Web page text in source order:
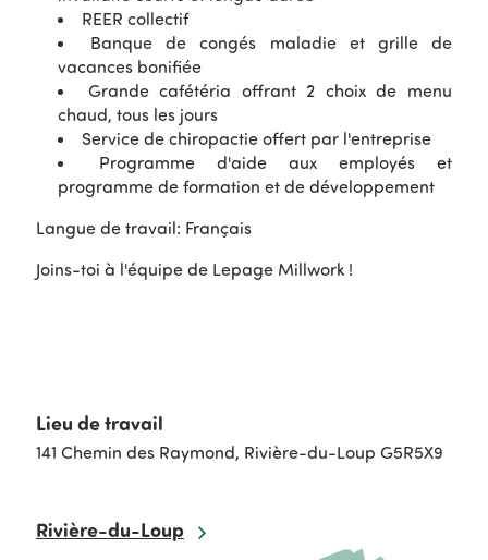
REER collectif
Banque de congés maladie et grille de
vacances bonifiée
Grande cafétéria offrant 2 choix de menu
chaud, tous les jours
Service de chiropactie offert par l'entreprise
Programme d'aide aux employés et
programme de formation et de développement
Langue de travail: Français
Joins-toi à l'équipe de Lepage Millwork !
Lieu de travail
141 Chemin des Raymond, Rivière-du-Loup G5R5X9
Rivière-du-Loup